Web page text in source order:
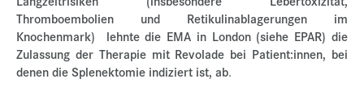
Thromboembolien und Retikulinablagerungen im
Knochenmark) lehnte die EMA in London (siehe EPAR) die
Zulassung der Therapie mit Revolade bei Patient:innen, bei
denen die Splenektomie indiziert ist, ab.